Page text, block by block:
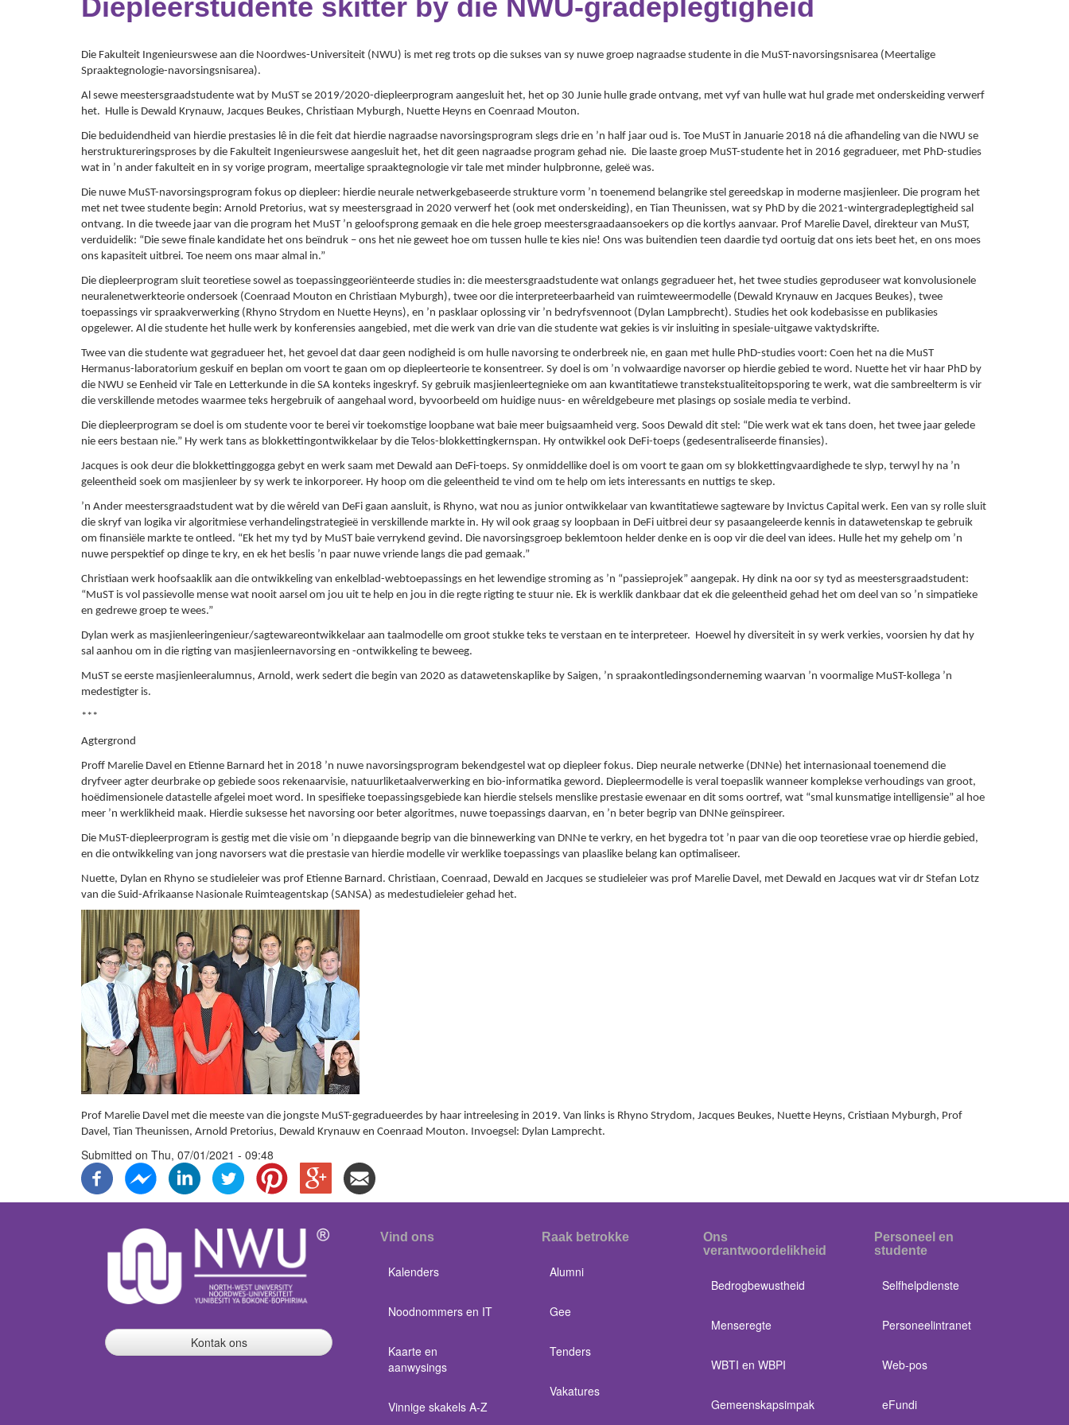
Diepleerstudente skitter by die NWU-gradeplegtigheid
Die Fakulteit Ingenieurswese aan die Noordwes-Universiteit (NWU) is met reg trots op die sukses van sy nuwe groep nagraadse studente in die MuST-navorsingsnisarea (Meertalige
Spraaktegnologie-navorsingsnisarea).
Al sewe meestersgraadstudente wat by MuST se 2019/2020-diepleerprogram aangesluit het, het op 30 Junie hulle grade ontvang, met vyf van hulle wat hul grade met onderskeiding verwerf
het. Hulle is Dewald Krynauw, Jacques Beukes, Christiaan Myburgh, Nuette Heyns en Coenraad Mouton.
Die beduidendheid van hierdie prestasies lê in die feit dat hierdie nagraadse navorsingsprogram slegs drie en ’n half jaar oud is. Toe MuST in Januarie 2018 ná die afhandeling van die NWU se
herstruktureringsproses by die Fakulteit Ingenieurswese aangesluit het, het dit geen nagraadse program gehad nie. Die laaste groep MuST-studente het in 2016 gegradueer, met PhD-studies
wat in ’n ander fakulteit en in sy vorige program, meertalige spraaktegnologie vir tale met minder hulpbronne, geleë was.
Die nuwe MuST-navorsingsprogram fokus op diepleer: hierdie neurale netwerkgebaseerde strukture vorm ’n toenemend belangrike stel gereedskap in moderne masjienleer. Die program het
met net twee studente begin: Arnold Pretorius, wat sy meestersgraad in 2020 verwerf het (ook met onderskeiding), en Tian Theunissen, wat sy PhD by die 2021-wintergradeplegtigheid sal
ontvang. In die tweede jaar van die program het MuST ’n geloofsprong gemaak en die hele groep meestersgraadaansoekers op die kortlys aanvaar. Prof Marelie Davel, direkteur van MuST,
verduidelik: “Die sewe finale kandidate het ons beïndruk – ons het nie geweet hoe om tussen hulle te kies nie! Ons was buitendien teen daardie tyd oortuig dat ons iets beet het, en ons moes
ons kapasiteit uitbrei. Toe neem ons maar almal in.”
Die diepleerprogram sluit teoretiese sowel as toepassinggeoriënteerde studies in: die meestersgraadstudente wat onlangs gegradueer het, het twee studies geproduseer wat konvolusionele
neuralenetwerkteorie ondersoek (Coenraad Mouton en Christiaan Myburgh), twee oor die interpreteerbaarheid van ruimteweermodelle (Dewald Krynauw en Jacques Beukes), twee
toepassings vir spraakverwerking (Rhyno Strydom en Nuette Heyns), en ’n pasklaar oplossing vir ’n bedryfsvennoot (Dylan Lampbrecht). Studies het ook kodebasisse en publikasies
opgelewer. Al die studente het hulle werk by konferensies aangebied, met die werk van drie van die studente wat gekies is vir insluiting in spesiale-uitgawe vaktydskrifte.
Twee van die studente wat gegradueer het, het gevoel dat daar geen nodigheid is om hulle navorsing te onderbreek nie, en gaan met hulle PhD-studies voort: Coen het na die MuST
Hermanus-laboratorium geskuif en beplan om voort te gaan om op diepleerteorie te konsentreer. Sy doel is om ’n volwaardige navorser op hierdie gebied te word. Nuette het vir haar PhD by
die NWU se Eenheid vir Tale en Letterkunde in die SA konteks ingeskryf. Sy gebruik masjienleertegnieke om aan kwantitatiewe transtekstualiteitopsporing te werk, wat die sambreelterm is vir
die verskillende metodes waarmee teks hergebruik of aangehaal word, byvoorbeeld om huidige nuus- en wêreldgebeure met plasings op sosiale media te verbind.
Die diepleerprogram se doel is om studente voor te berei vir toekomstige loopbane wat baie meer buigsaamheid verg. Soos Dewald dit stel: “Die werk wat ek tans doen, het twee jaar gelede
nie eers bestaan nie.” Hy werk tans as blokkettingontwikkelaar by die Telos-blokkettingkernspan. Hy ontwikkel ook DeFi-toeps (gedesentraliseerde finansies).
Jacques is ook deur die blokkettinggogga gebyt en werk saam met Dewald aan DeFi-toeps. Sy onmiddellike doel is om voort te gaan om sy blokkettingvaardighede te slyp, terwyl hy na ’n
geleentheid soek om masjienleer by sy werk te inkorporeer. Hy hoop om die geleentheid te vind om te help om iets interessants en nuttigs te skep.
’n Ander meestersgraadstudent wat by die wêreld van DeFi gaan aansluit, is Rhyno, wat nou as junior ontwikkelaar van kwantitatiewe sagteware by Invictus Capital werk. Een van sy rolle sluit
die skryf van logika vir algoritmiese verhandelingstrategieë in verskillende markte in. Hy wil ook graag sy loopbaan in DeFi uitbrei deur sy pasaangeleerde kennis in datawetenskap te gebruik
om finansiële markte te ontleed. “Ek het my tyd by MuST baie verrykend gevind. Die navorsingsgroep beklemtoon helder denke en is oop vir die deel van idees. Hulle het my gehelp om ’n
nuwe perspektief op dinge te kry, en ek het beslis ’n paar nuwe vriende langs die pad gemaak.”
Christiaan werk hoofsaaklik aan die ontwikkeling van enkelblad-webtoepassings en het lewendige stroming as ’n “passieprojek” aangepak. Hy dink na oor sy tyd as meestersgraadstudent:
“MuST is vol passievolle mense wat nooit aarsel om jou uit te help en jou in die regte rigting te stuur nie. Ek is werklik dankbaar dat ek die geleentheid gehad het om deel van so ’n simpatieke
en gedrewe groep te wees.”
Dylan werk as masjienleeringenieur/sagtewareontwikkelaar aan taalmodelle om groot stukke teks te verstaan en te interpreteer. Hoewel hy diversiteit in sy werk verkies, voorsien hy dat hy
sal aanhou om in die rigting van masjienleernavorsing en -ontwikkeling te beweeg.
MuST se eerste masjienleeralumnus, Arnold, werk sedert die begin van 2020 as datawetenskaplike by Saigen, ’n spraakontledingsonderneming waarvan ’n voormalige MuST-kollega ’n
medestigter is.
***
Agtergrond
Proff Marelie Davel en Etienne Barnard het in 2018 ’n nuwe navorsingsprogram bekendgestel wat op diepleer fokus. Diep neurale netwerke (DNNe) het internasionaal toenemend die
dryfveer agter deurbrake op gebiede soos rekenaarvisie, natuurliketaalverwerking en bio-informatika geword. Diepleermodelle is veral toepaslik wanneer komplekse verhoudings van groot,
hoëdimensionele datastelle afgelei moet word. In spesifieke toepassingsgebiede kan hierdie stelsels menslike prestasie ewenaar en dit soms oortref, wat “smal kunsmatige intelligensie” al hoe
meer ’n werklikheid maak. Hierdie suksesse het navorsing oor beter algoritmes, nuwe toepassings daarvan, en ’n beter begrip van DNNe geïnspireer.
Die MuST-diepleerprogram is gestig met die visie om ’n diepgaande begrip van die binnewerking van DNNe te verkry, en het bygedra tot ’n paar van die oop teoretiese vrae op hierdie gebied,
en die ontwikkeling van jong navorsers wat die prestasie van hierdie modelle vir werklike toepassings van plaaslike belang kan optimaliseer.
Nuette, Dylan en Rhyno se studieleier was prof Etienne Barnard. Christiaan, Coenraad, Dewald en Jacques se studieleier was prof Marelie Davel, met Dewald en Jacques wat vir dr Stefan Lotz
van die Suid-Afrikaanse Nasionale Ruimteagentskap (SANSA) as medestudieleier gehad het.
Prof Marelie Davel met die meeste van die jongste MuST-gegradueerdes by haar intreelesing in 2019. Van links is Rhyno Strydom, Jacques Beukes, Nuette Heyns, Cristiaan Myburgh, Prof
Davel, Tian Theunissen, Arnold Pretorius, Dewald Krynauw en Coenraad Mouton. Invoegsel: Dylan Lamprecht.
Submitted on Thu, 07/01/2021 - 09:48
Kontak ons
Vind ons
Kalenders
Noodnommers en IT
Kaarte en
aanwysings
Vinnige skakels A-Z
Raak betrokke
Alumni
Gee
Tenders
Vakatures
Ons
verantwoordelikheid
Bedrogbewustheid
Menseregte
WBTI en WBPI
Gemeenskapsimpak
Personeel en
studente
Selfhelpdienste
Personeelintranet
Web-pos
eFundi